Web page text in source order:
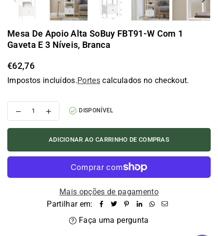
Mesa De Apoio Alta SoBuy FBT91-W Com 1
Gaveta E 3 Níveis, Branca
Preço
normal
€62,76
Impostos incluídos.Portes calculados no checkout.
Reduzir Aumentar DISPONÍVEL
ADICIONAR AO CARRINHO DE COMPRAS
Mais opções de pagamento
Partilhar em:
Faça uma pergunta